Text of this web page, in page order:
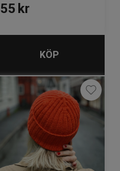
55 kr
KÖP